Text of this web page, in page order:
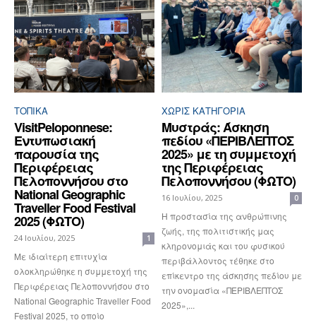
ΤΟΠΙΚΑ
VisitPeloponnese:
Εντυπωσιακή
παρουσία της
Περιφέρειας
Πελοποννήσου στο
National Geographic
Traveller Food Festival
2025 (ΦΩΤΟ)
24 Ιουλίου, 2025 1
Με ιδιαίτερη επιτυχία
ολοκληρώθηκε η συμμετοχή της
Περιφέρειας Πελοποννήσου στο
National Geographic Traveller Food
Festival 2025, το οποίο
ΧΩΡΊΣ ΚΑΤΗΓΟΡΊΑ
Μυστράς: Άσκηση
πεδίου «ΠΕΡΙΒΛΕΠΤΟΣ
2025» με τη συμμετοχή
της Περιφέρειας
Πελοποννήσου (ΦΩΤΟ)
16 Ιουλίου, 2025 0
Η προστασία της ανθρώπινης
ζωής, της πολιτιστικής μας
κληρονομιάς και του φυσικού
περιβάλλοντος τέθηκε στο
επίκεντρο της άσκησης πεδίου με
την ονομασία «ΠΕΡΙΒΛΕΠΤΟΣ
2025»,...